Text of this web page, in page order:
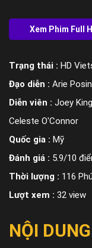
Trạng thái : HD
Đạo diễn : Arie Posin
Diễn viên : Joey
Celeste O'Connor
Quốc gia : Mỹ
Đánh giá : 5.9/10
Thời lượng : 116
Lượt xem : 32 view
NỘI